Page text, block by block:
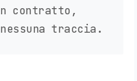
contratto,
traccia.